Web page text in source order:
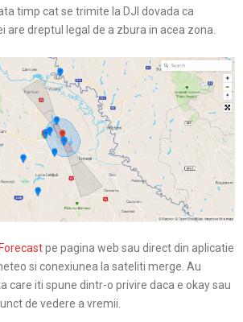
timp cat se trimite la DJI dovada ca
are dreptul legal de a zbura in acea zona.
pe pagina web sau direct din aplicatie
si conexiunea la sateliti merge. Au
care iti spune dintr-o privire daca e okay sau
de vedere a vremii.